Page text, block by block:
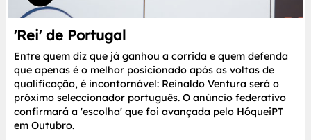
'Rei' de Portugal
Entre quem diz que já ganhou a corrida e quem defenda
que apenas é o melhor posicionado após as voltas de
qualificação, é incontornável: Reinaldo Ventura será o
próximo seleccionador português. O anúncio federativo
confirmará a 'escolha' que foi avançada pelo HóqueiPT
em Outubro.